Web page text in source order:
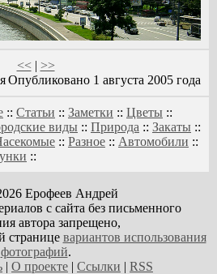
<<| >>
Опубликовано 1 августа 2005 года
:: Статьи :: Заметки :: Цветы ::
виды :: Природа :: Закаты ::
:: Разное :: Автомобили ::
::
Ерофеев Андрей
с сайта без письменного
автора запрещено,
странице вариантов использования
фотографий.
| О проекте | Ссылки | RSS